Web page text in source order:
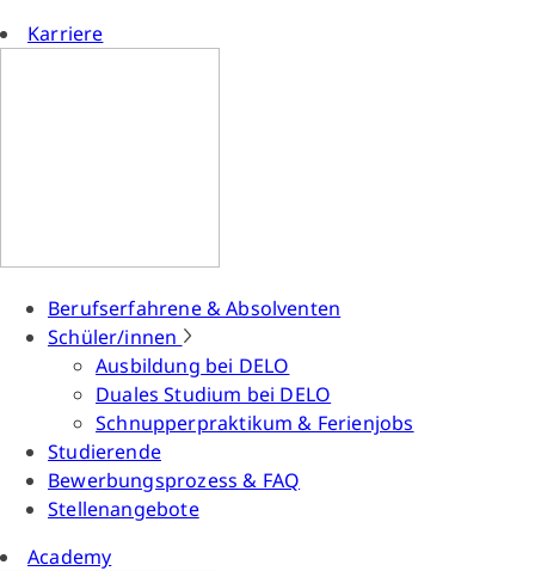
Karriere
Berufserfahrene & Absolventen
Schüler/innen
Ausbildung bei DELO
Duales Studium bei DELO
Schnupperpraktikum & Ferienjobs
Studierende
Bewerbungsprozess & FAQ
Stellenangebote
Academy